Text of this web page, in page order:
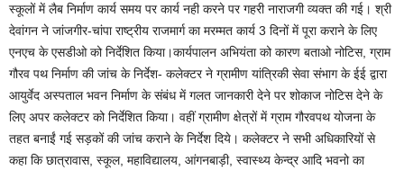
स्कूलों में लैब निर्माण कार्य समय पर कार्य नही करने पर गहरी नाराजगी व्यक्त की गई। श्री
देवांगन ने जांजगीर-चांपा राष्ट्रीय राजमार्ग का मरम्मत कार्य 3 दिनों में पूरा कराने के लिए
एनएच के एसडीओ को निर्देशित किया।कार्यपालन अभियंता को कारण बताओ नोटिस, ग्राम
गौरव पथ निर्माण की जांच के निर्देश- कलेक्टर ने ग्रामीण यांत्रिकी सेवा संभाग के ईई द्वारा
आयुर्वेद अस्पताल भवन निर्माण के संबंध में गलत जानकारी देने पर शोकाज नोटिस देने के
लिए अपर कलेक्टर को निर्देशित किया। वहीं ग्रामीण क्षेत्रों में ग्राम गौरवपथ योजना के
तहत बनाईं गई सड़कों की जांच कराने के निर्देश दिये। कलेक्टर ने सभी अधिकारियों से
कहा कि छात्रावास, स्कूल, महाविद्यालय, आंगनबाड़ी, स्वास्थ्य केन्द्र आदि भवनो का